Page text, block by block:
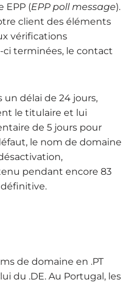
EPP (EPP poll message).
client des éléments
vérifications
ci terminées, le contact
délai de 24 jours,
le titulaire et lui
de 5 jours pour
le nom de domaine
pendant encore 83
de domaine en .PT
du .DE. Au Portugal, les